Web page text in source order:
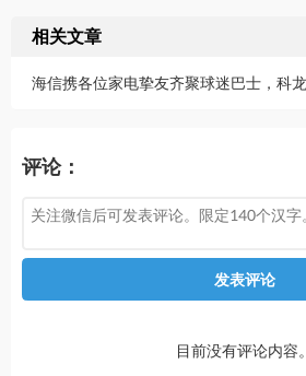
相关文章
评论：
发表评论
目前没有评论内容。